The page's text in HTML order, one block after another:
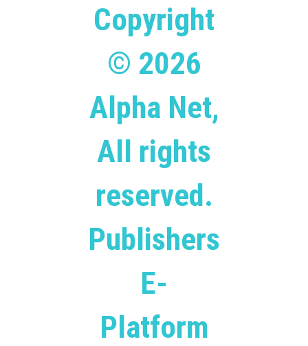
Copyright
© 2026
Alpha Net,
All rights
reserved.
Publishers
E-
Platform